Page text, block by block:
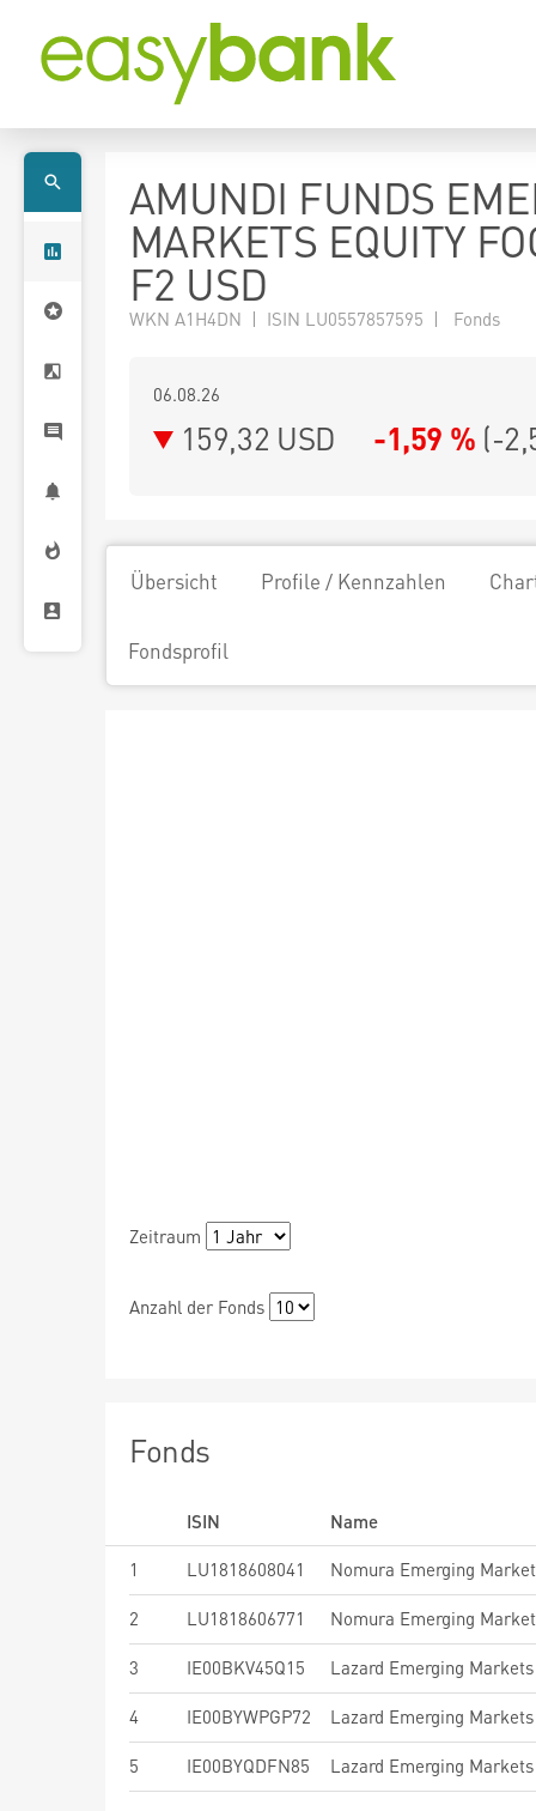
AMUNDI FUNDS
MARKETS EQUITY
F2 USD
WKN A1H4DN | ISIN LU0557857595 | Fonds
06.08.26
159,32 USD -1,59 % (-
Übersicht Profile / Kennzahlen
Fondsprofil
Zeitraum
Anzahl der Fonds
Fonds
ISIN
Name
1
LU1818608041 Nomura Emerging
2 LU1818606771 Nomura Emerging
3 IE00BKV45Q15 Lazard Emerging
4 IE00BYWPGP72 Lazard Emerging
5 IE00BYQDFN85 Lazard Emerging